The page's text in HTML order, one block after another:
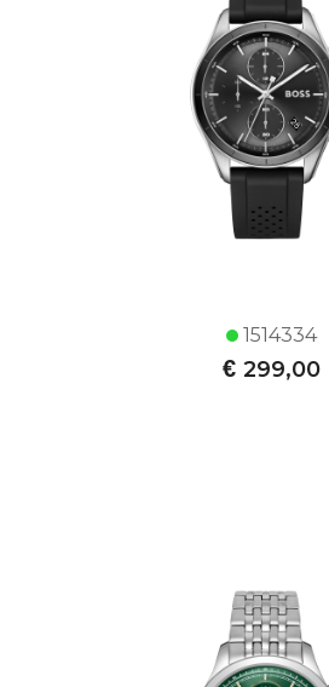
1514334
€ 299,00